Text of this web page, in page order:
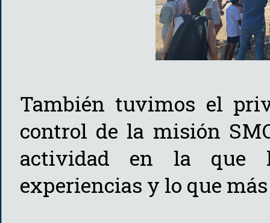
También tuvimos el
control de la misión
actividad en la que
experiencias y lo que